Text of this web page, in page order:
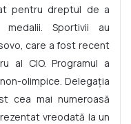
pentru dreptul de a
Sportivii au
care a fost recent
al CIO. Programul a
olimpice. Delegația
cea mai numeroasă
vreodată la un